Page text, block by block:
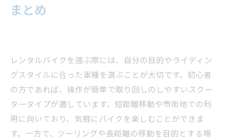
まとめ
レンタルバイクを選ぶ際には、自分の目的やライディン
グスタイルに合った車種を選ぶことが大切です。初心者
の方であれば、操作が簡単で取り回しのしやすいスクー
タータイプが適しています。短距離移動や市街地での利
用に向いており、気軽にバイクを楽しむことができま
す。一方で、ツーリングや長距離の移動を目的とする場